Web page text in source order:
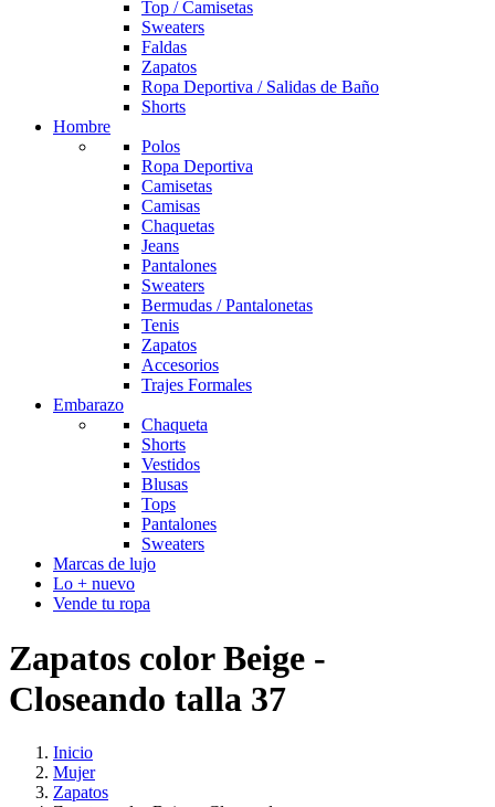
Top / Camisetas
Sweaters
Faldas
Zapatos
Ropa Deportiva / Salidas de Baño
Shorts
Hombre
Polos
Ropa Deportiva
Camisetas
Camisas
Chaquetas
Jeans
Pantalones
Sweaters
Bermudas / Pantalonetas
Tenis
Zapatos
Accesorios
Trajes Formales
Embarazo
Chaqueta
Shorts
Vestidos
Blusas
Tops
Pantalones
Sweaters
Marcas de lujo
Lo + nuevo
Vende tu ropa
Zapatos color Beige -
Closeando talla 37
Inicio
Mujer
Zapatos